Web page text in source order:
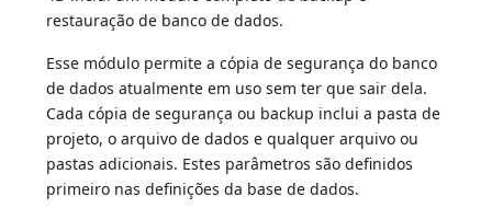
restauração de banco de dados.
Esse módulo permite a cópia de segurança do banco
de dados atualmente em uso sem ter que sair dela.
Cada cópia de segurança ou backup inclui a pasta de
projeto, o arquivo de dados e qualquer arquivo ou
pastas adicionais. Estes parâmetros são definidos
primeiro nas definições da base de dados.